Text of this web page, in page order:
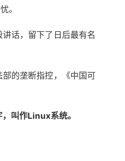
。
话，留下了日后最有名
的垄断指控，《中国可
叫作Linux系统。